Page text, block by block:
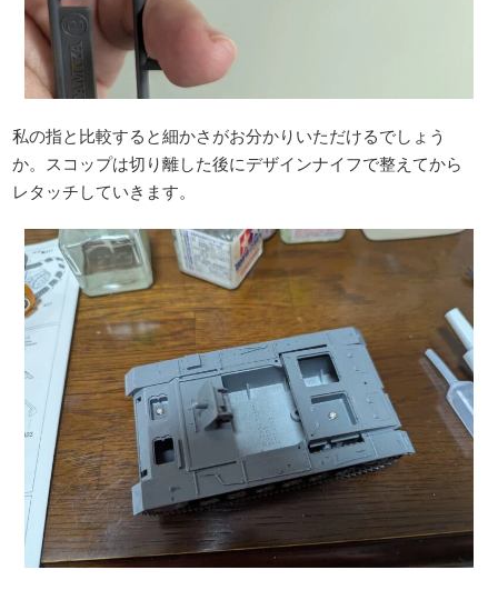
私の指と比較すると細かさがお分かりいただけるでしょう
か。スコップは切り離した後にデザインナイフで整えてから
レタッチしていきます。